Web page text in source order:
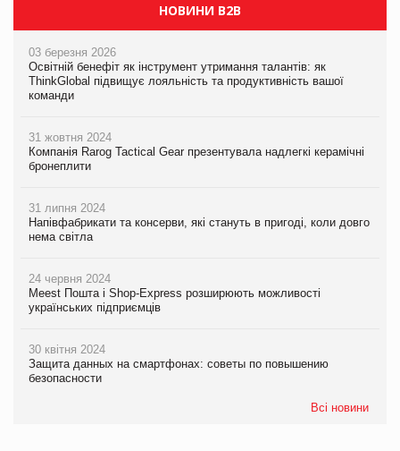
НОВИНИ B2B
03 березня 2026
Освітній бенефіт як інструмент утримання талантів: як
ThinkGlobal підвищує лояльність та продуктивність вашої
команди
31 жовтня 2024
Компанія Rarog Tactical Gear презентувала надлегкі керамічні
бронеплити
31 липня 2024
Напівфабрикати та консерви, які стануть в пригоді, коли довго
нема світла
24 червня 2024
Meest Пошта і Shop-Express розширюють можливості
українських підприємців
30 квітня 2024
Защита данных на смартфонах: советы по повышению
безопасности
Всі новини